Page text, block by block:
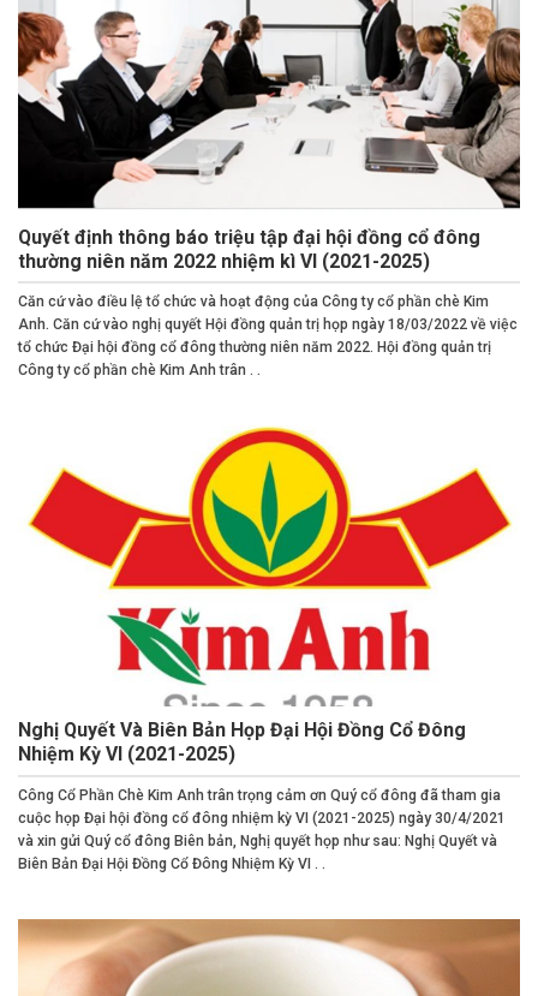
Quyết định thông báo triệu tập đại hội đồng cổ đông
thường niên năm 2022 nhiệm kì VI (2021-2025)
Căn cứ vào điều lệ tổ chức và hoạt động của Công ty cổ phần chè Kim
Anh. Căn cứ vào nghị quyết Hội đồng quản trị họp ngày 18/03/2022 về việc
tổ chức Đại hội đồng cổ đông thường niên năm 2022. Hội đồng quản trị
Công ty cổ phần chè Kim Anh trân . .
Nghị Quyết Và Biên Bản Họp Đại Hội Đồng Cổ Đông
Nhiệm Kỳ VI (2021-2025)
Công Cổ Phần Chè Kim Anh trân trọng cảm ơn Quý cổ đông đã tham gia
cuộc họp Đại hội đồng cổ đông nhiệm kỳ VI (2021-2025) ngày 30/4/2021
và xin gửi Quý cổ đông Biên bản, Nghị quyết họp như sau: Nghị Quyết và
Biên Bản Đại Hội Đồng Cổ Đông Nhiệm Kỳ VI . .